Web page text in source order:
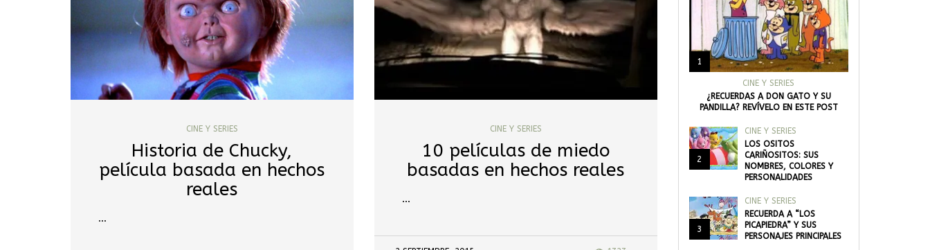
CINE Y SERIES
Historia de Chucky,
película basada en hechos
reales
…
CINE Y SERIES
10 películas de miedo
basadas en hechos reales
…
1
CINE Y SERIES
¿RECUERDAS A DON GATO Y SU
PANDILLA? REVÍVELO EN ESTE POST
2
CINE Y SERIES
LOS OSITOS
CARIÑOSITOS: SUS
NOMBRES, COLORES Y
PERSONALIDADES
3
CINE Y SERIES
RECUERDA A “LOS
PICAPIEDRA” Y SUS
PERSONAJES PRINCIPALES